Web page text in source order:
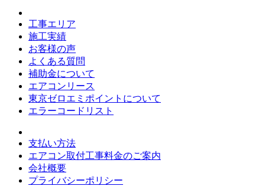
工事エリア
施工実績
お客様の声
よくある質問
補助金について
エアコンリース
東京ゼロエミポイントについて
エラーコードリスト
支払い方法
エアコン取付工事料金のご案内
会社概要
プライバシーポリシー